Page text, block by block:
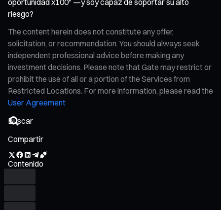
riesgo?
The content herein does not constitute any offer,
solicitation, or recommendation. You should always seek
independent professional advice before making any
investment decisions. Please note that Gate may restrict or
prohibit the use of all or a portion of the Services from
Restricted Locations. For more information, please read the
User Agreement
Compartir
Contenido